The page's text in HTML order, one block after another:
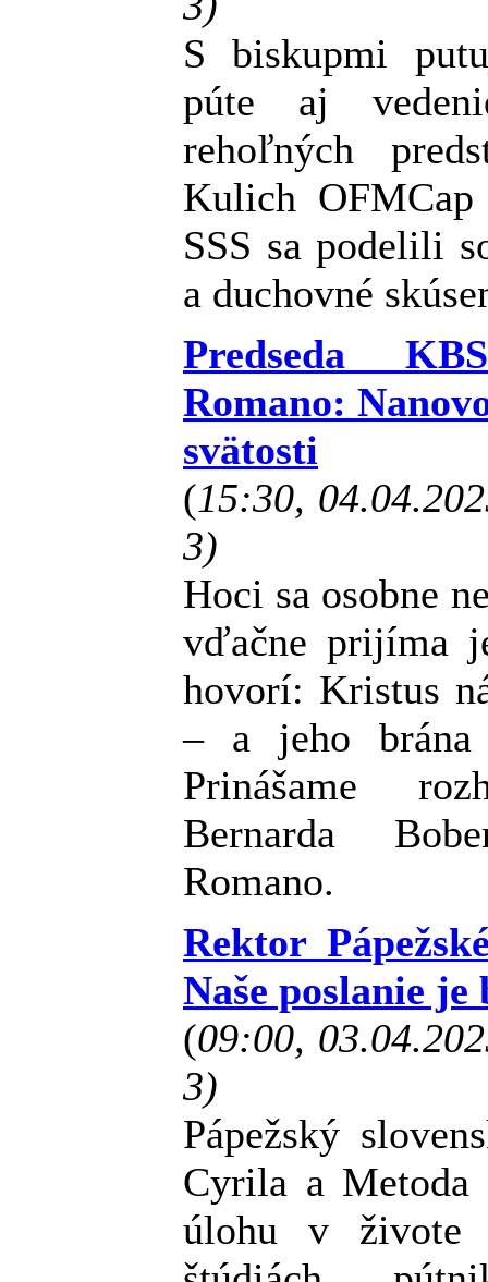
S biskupmi
púte aj
rehoľných
Kulich OFMCap
SSS sa podelili
a duchovné
Predseda
Romano:
svätosti
(15:30,
3)
Hoci sa osobne
vďačne prijíma
hovorí: Kristus
– a jeho brána
Prinášame
Bernarda
Romano.
Rektor
Naše poslanie
(09:00,
3)
Pápežský
Cyrila a Metoda
úlohu v živote